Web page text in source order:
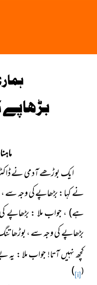
بڑھاپے
ایک بوڑھے آدمی نے ڈاکٹر
نے کہا : بڑھاپے کی وجہ سے ،
ہے)، جواب ملا : بڑھاپے
بڑھاپے کی وجہ سے ، بوڑھا
کچھ نہیں آتا! جواب ملا :
(
[i]
)